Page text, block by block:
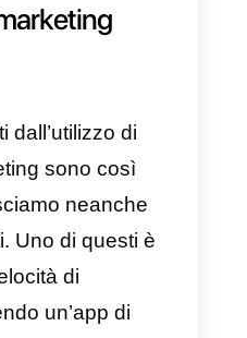
le funzionalità
questa piattaforma
in modo
efficiente.
Marketing,
inviare messaggi